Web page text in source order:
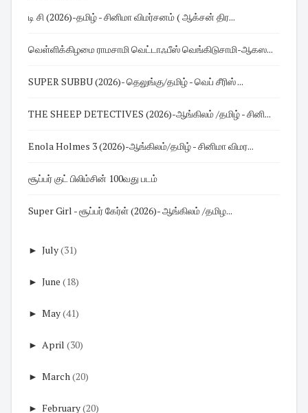
டி சி (2026)-தமிழ் - சினிமா விமர்சனம் ( ஆக்சன் திர...
வெள்ளிக்கிழமை ராமசாமி வெட்டாஃபீஸ் வெங்கிடுசாமி-ஆகஸ...
SUPER SUBBU (2026)- தெலுங்கு/தமிழ் - வெப் சீரிஸ் ...
THE SHEEP DETECTIVES (2026)-ஆங்கிலம் /தமிழ் - சினி...
Enola Holmes 3 (2026)-ஆங்கிலம்/தமிழ் - சினிமா விமர...
சூப்பர் குட் பிலிம்சின் 100வது படம்
Super Girl - சூப்பர் கேர்ள் (2026)- ஆங்கிலம் /தமிழ...
► July(31)
► June (18)
► May(41)
► April (30)
► March (20)
► February(20)